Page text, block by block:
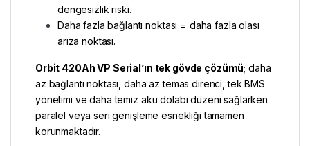
dengesizlik riski.
Daha fazla bağlantı noktası = daha fazla olası
arıza noktası.
Orbit 420Ah VP Serial’ın tek gövde çözümü; daha
az bağlantı noktası, daha az temas direnci, tek BMS
yönetimi ve daha temiz akü dolabı düzeni sağlarken
paralel veya seri genişleme esnekliği tamamen
korunmaktadır.